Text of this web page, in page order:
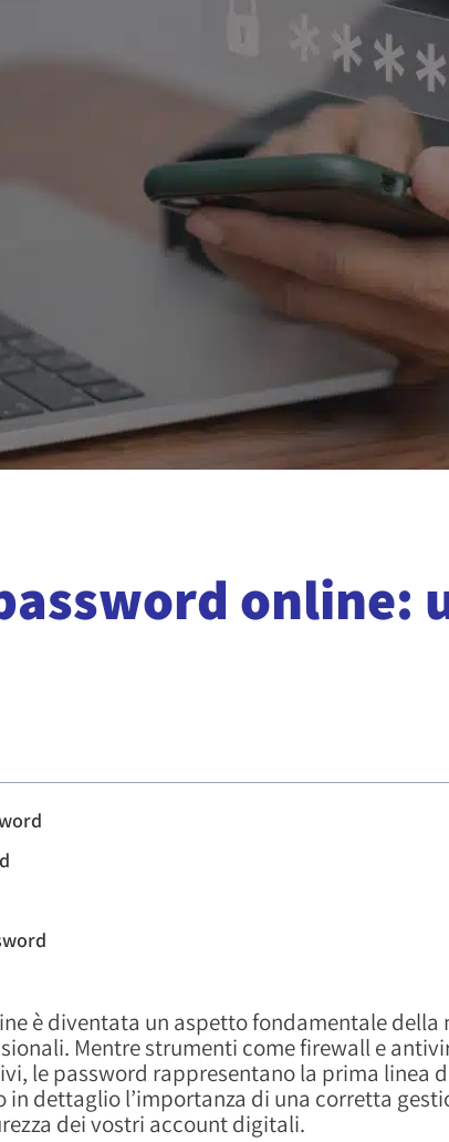
online:
è diventata un aspetto fondamentale della
Mentre strumenti come firewall e
le password rappresentano la prima linea
dettaglio l’importanza di una corretta
dei vostri account digitali.